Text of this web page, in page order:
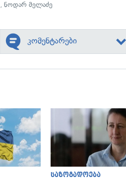
,ნოდარ მელაძე
კომენტარები
გადახედვა
საზოგადოება